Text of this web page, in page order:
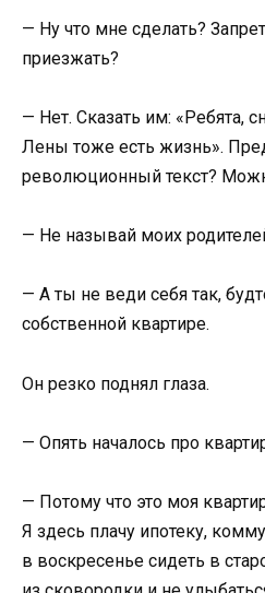
— Ну что мне сделать?
приезжать?
— Нет. Сказать им: «Ребята,
Лены тоже есть жизнь».
революционный текст?
— Не называй моих
— А ты не веди себя так,
собственной квартире.
Он резко поднял глаза.
— Опять началось про
— Потому что это моя
Я здесь плачу ипотеку,
в воскресенье сидеть в